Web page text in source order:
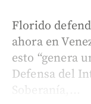
Florido
ahora en
esto “genera
Defensa del
Soberanía,...